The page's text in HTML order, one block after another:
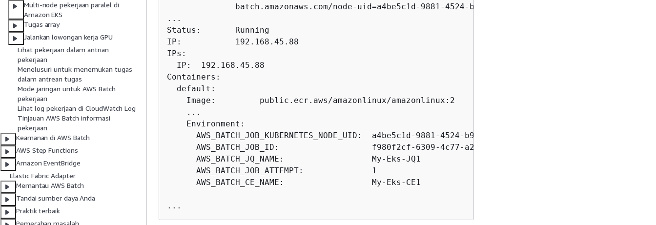
Multi-node pekerjaan paralel di
Amazon EKS
Tugas array
Jalankan lowongan kerja GPU
Lihat pekerjaan dalam antrian
pekerjaan
Menelusuri untuk menemukan tugas
dalam antrean tugas
Mode jaringan untuk AWS Batch
pekerjaan
Lihat log pekerjaan di CloudWatch Log
Tinjauan AWS Batch informasi
pekerjaan
Keamanan di AWS Batch
AWS Step Functions
Amazon EventBridge
Elastic Fabric Adapter
Memantau AWS Batch
Tandai sumber daya Anda
Praktik terbaik
              batch.amazonaws.com/node-uid=a4be5c1d-9881-4524-b967-587789094647
...
Status:       Running
IP:           192.168.45.88
IPs:
  IP:  192.168.45.88
Containers:
  default:
    Image:         public.ecr.aws/amazonlinux/amazonlinux:2
    ...
    Environment:
      AWS_BATCH_JOB_KUBERNETES_NODE_UID:  a4be5c1d-9881-4524-b967-587789094647
      AWS_BATCH_JOB_ID:                   f980f2cf-6309-4c77-a2b2-d83fbba0e9f0
      AWS_BATCH_JQ_NAME:                  My-Eks-JQ1
      AWS_BATCH_JOB_ATTEMPT:              1
      AWS_BATCH_CE_NAME:                  My-Eks-CE1
...